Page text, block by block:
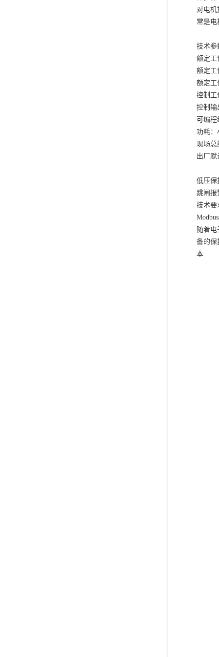
对电机
常是电
技术参
额定工
额定工
额定工
控制工
控制输
可编
功耗：
现场总
出厂默
低压保
跳闸报
技术要
随着
备的保
本